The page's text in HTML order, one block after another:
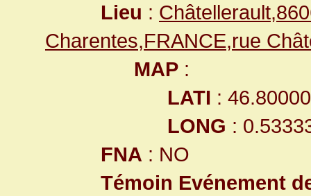
Lieu :
Charentes,FRANCE,rue
MAP :
LATI :
LONG :
FNA : NO
Témoin Evénement